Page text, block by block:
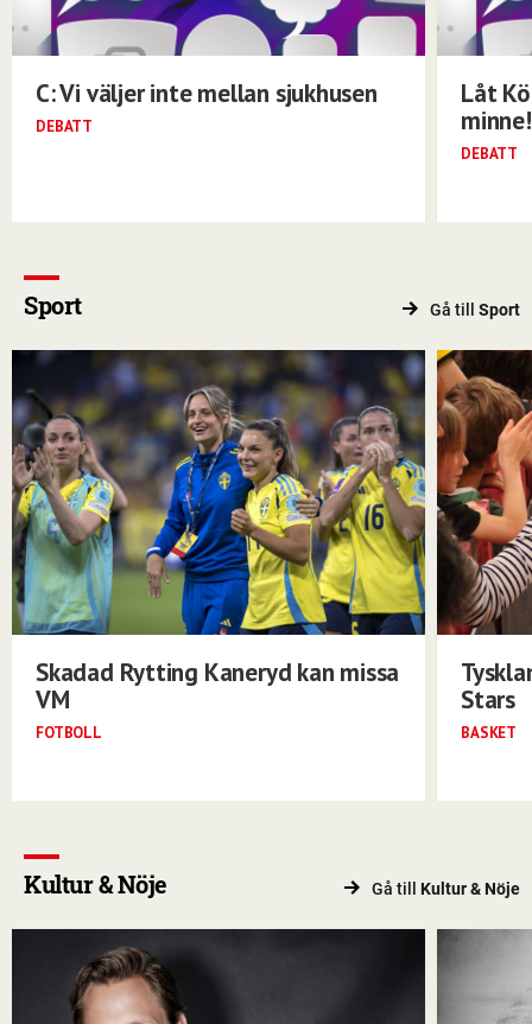
C: Vi väljer inte mellan sjukhusen
DEBATT
Låt
minne!
DEBATT
Sport Gå till Sport
Skadad Rytting Kaneryd kan missa
VM
FOTBOLL
Stars
BASKET
Kultur & Nöje Gå till Kultur & Nöje